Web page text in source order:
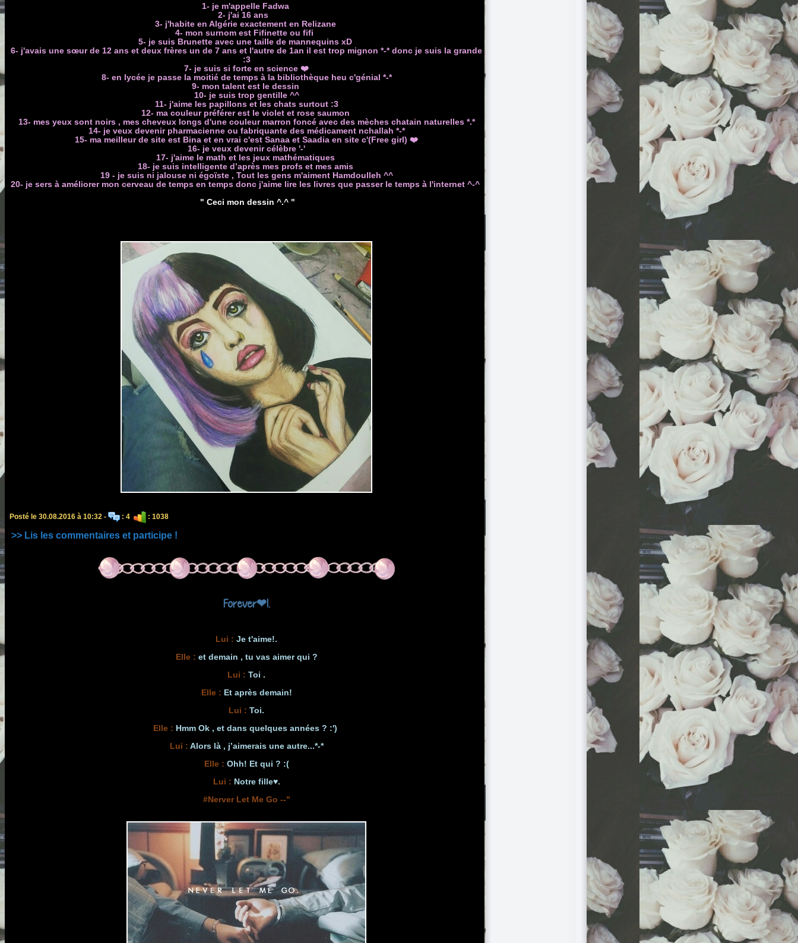
1- je m'appelle Fadwa
2- j'ai 16 ans
3- j'habite en Algérie exactement en Relizane
4- mon surnom est Fifinette ou fifi
5- je suis Brunette avec une taille de mannequins xD
6- j'avais une sœur de 12 ans et deux frères un de 7 ans et l'autre de 1an il est trop mignon *-* donc je suis la grande
:3
7- je suis si forte en science ❤️
8- en lycée je passe la moitié de temps à la bibliothèque heu c'génial *-*
9- mon talent est le dessin
10- je suis trop gentille ^^
11- j'aime les papillons et les chats surtout :3
12- ma couleur préférer est le violet et rose saumon
13- mes yeux sont noirs , mes cheveux longs d'une couleur marron foncé avec des mèches chatain naturelles *.*
14- je veux devenir pharmacienne ou fabriquante des médicament nchallah *-*
15- ma meilleur de site est Bina et en vrai c'est Sanaa et Saadia en site c'(Free girl) ❤️
16- je veux devenir célèbre '-'
17- j'aime le math et les jeux mathématiques
18- je suis intelligente d’après mes profs et mes amis
19 - je suis ni jalouse ni égoïste , Tout les gens m'aiment Hamdoulleh ^^
20- je sers à améliorer mon cerveau de temps en temps donc j'aime lire les livres que passer le temps à l'internet ^-^
" Ceci mon dessin ^.^ "
Posté le 30.08.2016 à 10:32 - : 4 : 1038
>> Lis les commentaires et participe !
Forever❤!.
Lui : Je t'aime!.
Elle : et demain , tu vas aimer qui ?
Lui : Toi .
Elle : Et après demain!
Lui : Toi.
Elle : Hmm Ok , et dans quelques années ? :')
Lui : Alors là , j’aimerais une autre...*-*
Elle : Ohh! Et qui ? :(
Lui : Notre fille♥.
#Nerver Let Me Go --"